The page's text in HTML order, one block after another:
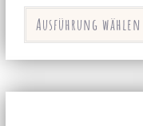
Ausführung wählen